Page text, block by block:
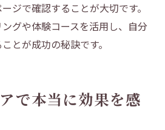
ジで確認することが大切です。
グや体験コースを活用し、自分
とが成功の秘訣です。
で本当に効果を感